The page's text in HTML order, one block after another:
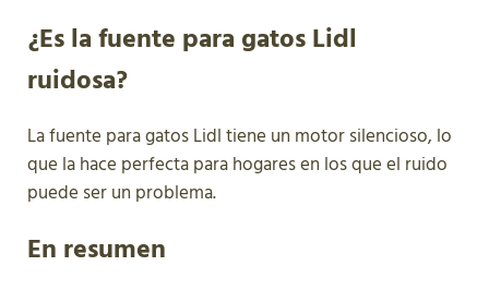
¿Es la fuente para gatos Lidl
ruidosa?
La fuente para gatos Lidl tiene un motor silencioso, lo
que la hace perfecta para hogares en los que el ruido
puede ser un problema.
En resumen